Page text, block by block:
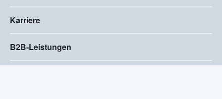
Karriere
B2B-Leistungen